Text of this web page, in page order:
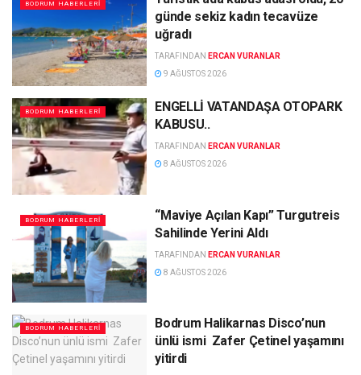
BODRUM HABERLERI
günde sekiz kadın tecavüze
uğradı
TARAFINDAN ERCAN VURANLAR
9 AĞUSTOS 2026
BODRUM HABERLERI
ENGELLİ VATANDAŞA OTOPARK
KABUSU..
TARAFINDAN ERCAN VURANLAR
8 AĞUSTOS 2026
BODRUM HABERLERI
“Maviye Açılan Kapı” Turgutreis
Sahilinde Yerini Aldı
TARAFINDAN ERCAN VURANLAR
8 AĞUSTOS 2026
BODRUM HABERLERI
Bodrum Halikarnas Disco’nun
ünlü ismi Zafer Çetinel yaşamını
yitirdi